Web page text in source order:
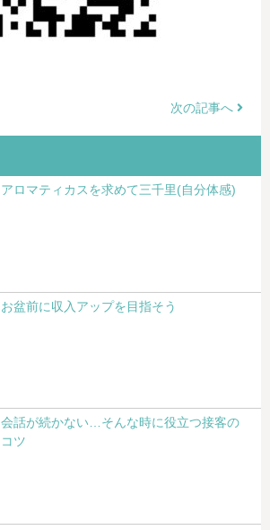
次の記事へ
アロマティカスを求めて三千里(自分体感)
お盆前に収入アップを目指そう
会話が続かない…そんな時に役立つ接客の
コツ